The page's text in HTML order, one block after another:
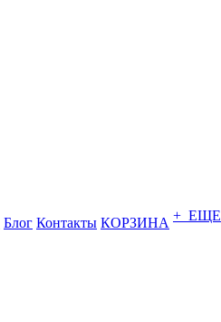
Блог Контакты КОРЗИНА + ЕЩЕ